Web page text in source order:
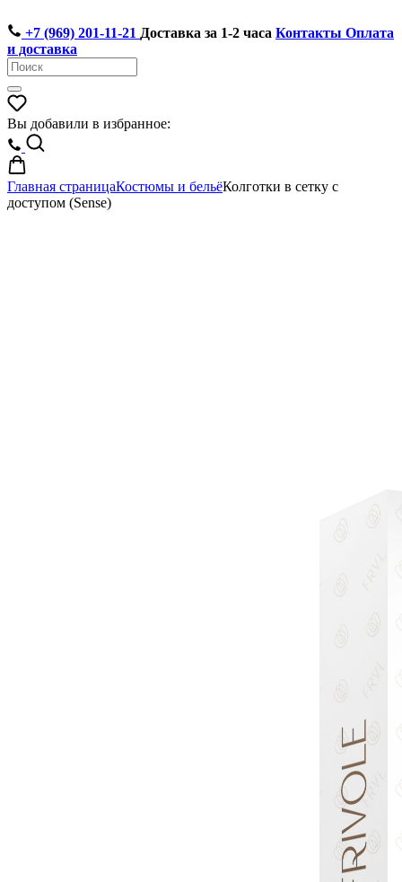
+7 (969) 201-11-21 Доставка за 1-2 часа Контакты Оплата
и доставка
Вы добавили в избранное:
Главная страницаКостюмы и бельёКолготки в сетку с
доступом (Sense)